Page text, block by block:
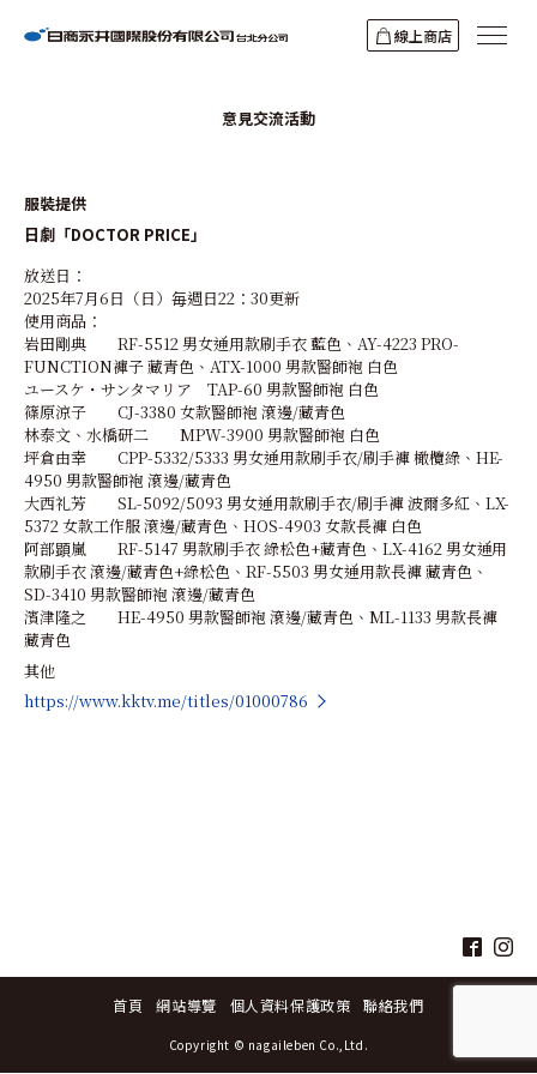
線上商店
意見交流活動
服裝提供
日劇「DOCTOR PRICE」
放送日：
2025年7月6日（日）毎週日22：30更新
使用商品：
岩田剛典 RF-5512 男女通用款刷手衣 藍色、AY-4223 PRO-
FUNCTION褲子 藏青色、ATX-1000 男款醫師袍 白色
ユースケ・サンタマリア TAP-60 男款醫師袍 白色
篠原涼子 CJ-3380 女款醫師袍 滾邊/藏青色
林泰文、水橋研二 MPW-3900 男款醫師袍 白色
坪倉由幸 CPP-5332/5333 男女通用款刷手衣/刷手褲 橄欖綠、HE-
4950 男款醫師袍 滾邊/藏青色
大西礼芳 SL-5092/5093 男女通用款刷手衣/刷手褲 波爾多紅、LX-
5372 女款工作服 滾邊/藏青色、HOS-4903 女款長褲 白色
阿部顕嵐 RF-5147 男款刷手衣 綠松色+藏青色、LX-4162 男女通用
款刷手衣 滾邊/藏青色+綠松色、RF-5503 男女通用款長褲 藏青色、
SD-3410 男款醫師袍 滾邊/藏青色
濱津隆之 HE-4950 男款醫師袍 滾邊/藏青色、ML-1133 男款長褲
藏青色
其他
https://www.kktv.me/titles/01000786
首頁 網站導覽 個人資料保護政策 聯絡我們
Copyright © nagaileben Co.,Ltd.